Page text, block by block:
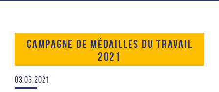
CAMPAGNE DE MÉDAILLES DU TRAVAIL
2021
03.03.2021